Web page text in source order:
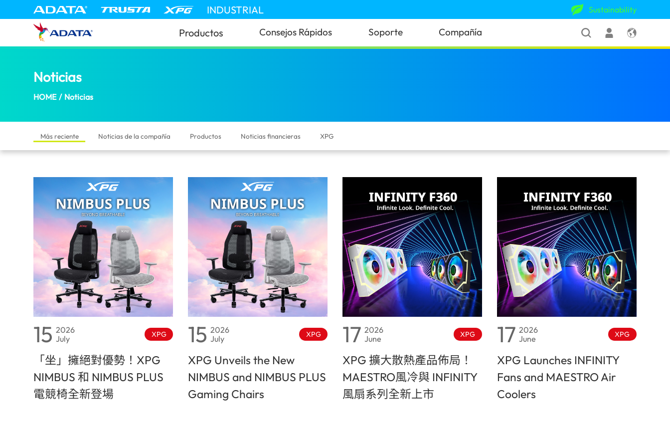
INDUSTRIAL Sustainability
Productos Consejos Rápidos Soporte Compañía
Noticias(Guatemala)
HOME / Noticias
Más reciente Noticias de la compañía Productos Noticias financieras XPG
15 2026
July
XPG
「坐」擁絕對優勢！XPG
NIMBUS 和 NIMBUS PLUS
電競椅全新登場
15 2026
July
XPG
XPG Unveils the New
NIMBUS and NIMBUS PLUS
Gaming Chairs
17 2026
June
XPG
XPG 擴大散熱產品佈局！
MAESTRO風冷與 INFINITY
風扇系列全新上市
17 2026
June
XPG
XPG Launches INFINITY
Fans and MAESTRO Air
Coolers
Noticias | ADATA (Guatemala)